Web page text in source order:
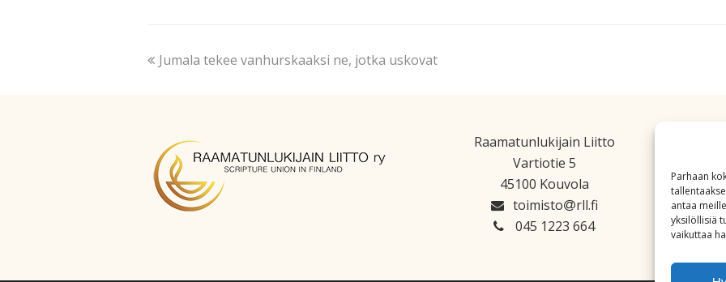
Parhaan
antaa
yksilöllisiä
vaikuttaa
Jumala tekee vanhurskaaksi ne, jotka uskovat
Raamatunlukijain Liitto
Vartiotie 5
45100 Kouvola
toimisto
rll.fi
045 1223 664